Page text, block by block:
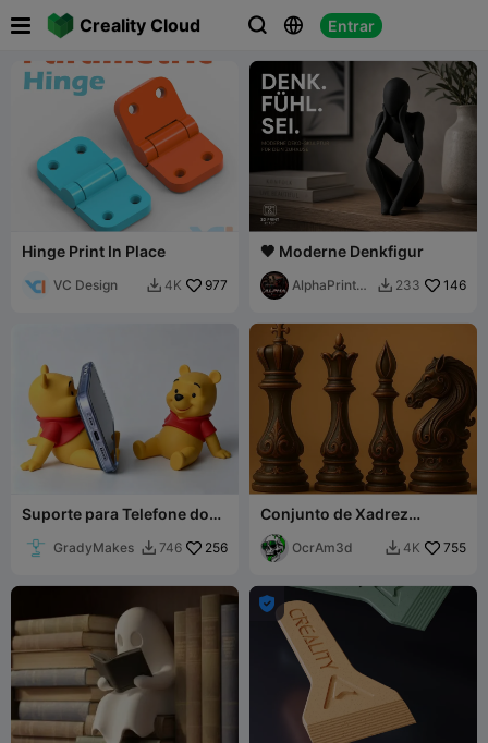
Creality Cloud   Entrar
 
Hinge Print In Place
VC Design  4K 977
🖤 Moderne Denkfigur
AlphaPrint3
 233 146
Suporte para Telefone do
GradyMakes  746 256
Conjunto de Xadrez
Moderno
OcrAm3d  4K 755
